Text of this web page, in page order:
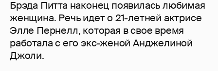
Брэда Питта наконец появилась любимая
женщина. Речь идет о 21-летней актрисе
Элле Пернелл, которая в свое время
работала с его экс-женой Анджелиной
Джоли.